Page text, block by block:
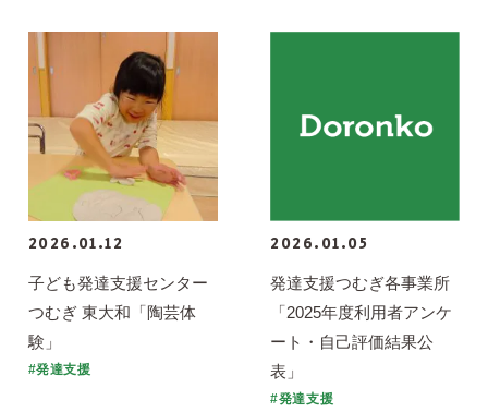
2026.01.12
子ども発達支援センター
つむぎ 東大和「陶芸体
験」
#発達支援
2026.01.05
発達支援つむぎ各事業所
「2025年度利用者アンケ
ート・自己評価結果公
表」
#発達支援